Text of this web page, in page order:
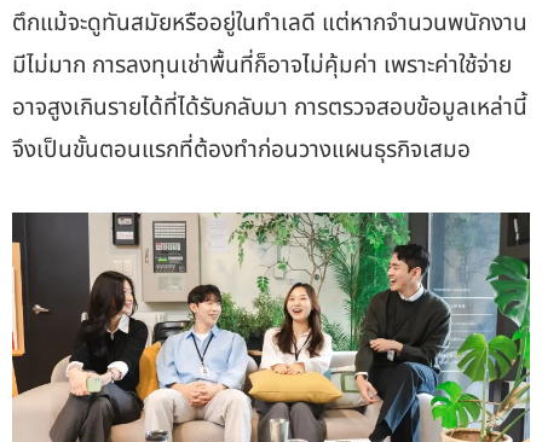
ตึกแม้จะดูทันสมัยหรืออยู่ในทำเลดี แต่หากจำนวนพนักงาน
มีไม่มาก การลงทุนเช่าพื้นที่ก็อาจไม่คุ้มค่า เพราะค่าใช้จ่าย
อาจสูงเกินรายได้ที่ได้รับกลับมา การตรวจสอบข้อมูลเหล่านี้
จึงเป็นขั้นตอนแรกที่ต้องทำก่อนวางแผนธุรกิจเสมอ